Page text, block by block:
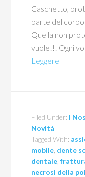
Caschetto,
parte del
Quella non
vuole!!! Ogni
Leggere
Filed Under: I
Novità
Tagged With:
mobile dente
dentale ,
necrosi della